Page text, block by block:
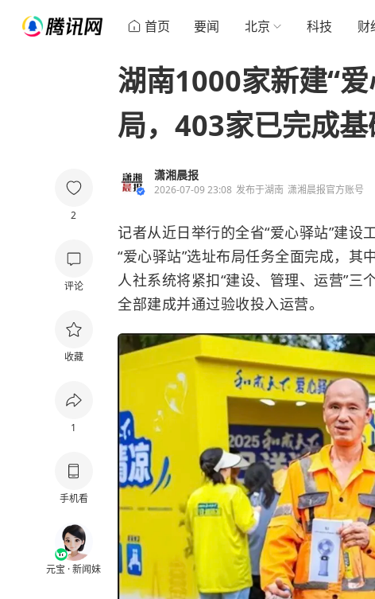
首页 要闻 北京 科技 财
2
评论
收藏
1
手机看
元宝 · 新闻妹
湖南1000家新建“
局，403家已完成
潇湘晨报
2026-07-09 23:08 发布于湖南 潇湘晨报官方账号
记者从近日举行的全省“爱心驿站”建
“爱心驿站”选址布局任务全面完成，
人社系统将紧扣“建设、管理、运营”三
全部建成并通过验收投入运营。